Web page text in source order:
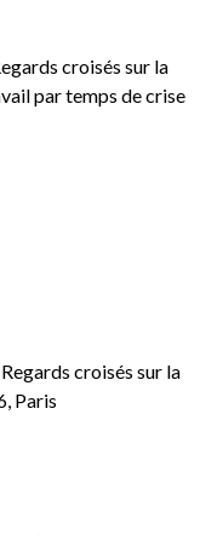
croisés sur la
par temps de crise
croisés sur la
Paris